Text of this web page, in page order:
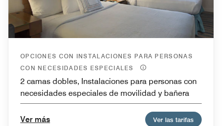
OPCIONES CON INSTALACIONES PARA PERSONAS
CON NECESIDADES ESPECIALES
2 camas dobles, Instalaciones para personas con
necesidades especiales de movilidad y bañera
Ver más Ver las tarifas